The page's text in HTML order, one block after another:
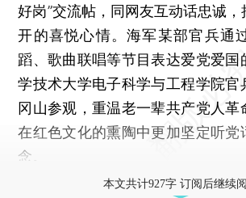
好岗”交流帖，同网友互动话忠诚
开的喜悦心情。海军某部官兵通
蹈、歌曲联唱等节目表达爱党爱国
学技术大学电子科学与工程学院官
冈山参观，重温老一辈共产党人革
在红色文化的熏陶中更加坚定听党
念。
本文共计927字 订阅后继续